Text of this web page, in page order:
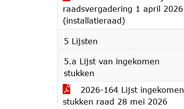
raadsvergadering 1 april 2026
(installatieraad)
5 Lijsten
5.a Lijst van ingekomen
stukken
2026-164 Lijst ingekomen
stukken raad 28 mei 2026